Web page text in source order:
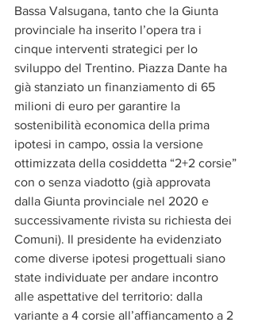
Bassa Valsugana, tanto che la Giunta
provinciale ha inserito l’opera tra i
cinque interventi strategici per lo
sviluppo del Trentino. Piazza Dante ha
già stanziato un finanziamento di 65
milioni di euro per garantire la
sostenibilità economica della prima
ipotesi in campo, ossia la versione
ottimizzata della cosiddetta “2+2 corsie”
con o senza viadotto (già approvata
dalla Giunta provinciale nel 2020 e
successivamente rivista su richiesta dei
Comuni). Il presidente ha evidenziato
come diverse ipotesi progettuali siano
state individuate per andare incontro
alle aspettative del territorio: dalla
variante a 4 corsie all’affiancamento a 2